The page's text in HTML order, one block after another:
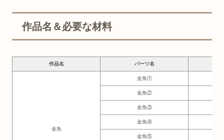
作品名＆必要な材料
作品名 パーツ名
金魚
金魚①
金魚②
金魚③
金魚④
金魚⑤